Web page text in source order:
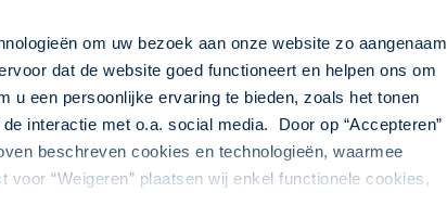
om uw bezoek aan onze website zo aangenaam
dat de website goed functioneert en helpen ons om
u een persoonlijke ervaring te bieden, zoals het tonen
interactie met o.a. social media. Door op “Accepteren”
beschreven cookies en technologieën, waarmee
“Weigeren” plaatsen wij enkel functionele cookies,
dagen | West-Amerika | 22 nacht(en) of
huurauto GreatLakes-Travel